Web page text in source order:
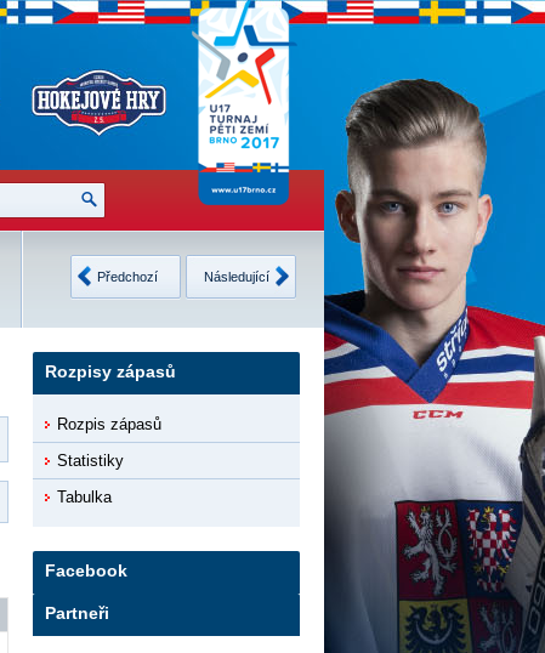
Česko
2
USA
Neděle
12.2.2017
Finsko
Švédsko
9 • Detaily
Předchozí Následující
Rozpisy zápasů
Rozpis zápasů
Statistiky
Tabulka
Facebook
Partneři